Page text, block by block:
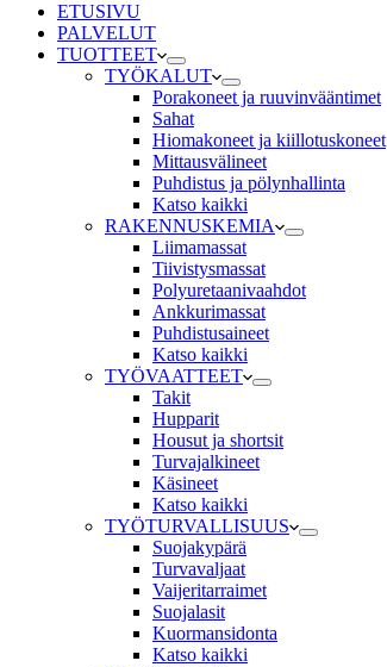
ETUSIVU
PALVELUT
TUOTTEET
TYÖKALUT
Porakoneet ja ruuvinvääntimet
Sahat
Hiomakoneet ja kiillotuskoneet
Mittausvälineet
Puhdistus ja pölynhallinta
Katso kaikki
RAKENNUSKEMIA
Liimamassat
Tiivistysmassat
Polyuretaanivaahdot
Ankkurimassat
Puhdistusaineet
Katso kaikki
TYÖVAATTEET
Takit
Hupparit
Housut ja shortsit
Turvajalkineet
Käsineet
Katso kaikki
TYÖTURVALLISUUS
Suojakypärä
Turvavaljaat
Vaijeritarraimet
Suojalasit
Kuormansidonta
Katso kaikki